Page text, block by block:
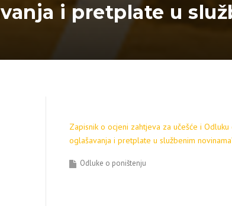
i pretplate u
Zapisnik o ocjeni zahtjeva za učešće i
oglašavanja i pretplate u službenim
Odluke o poništenju